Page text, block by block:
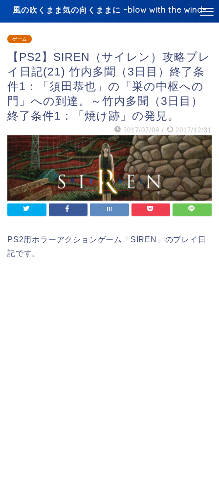
風の吹くまま気の向くままに ~blow with the wind~
ゲーム
【PS2】SIREN（サイレン）攻略プレ
イ日記(21) 竹内多聞（3日目）終了条
件1：「須田恭也」の「巣の中枢への
門」への到達。～竹内多聞（3日目）
終了条件1：「焼け跡」の発見。
2017/07/09 / 2017/12/31
PS2用ホラーアクションゲーム「SIREN」のプレイ日
記です。